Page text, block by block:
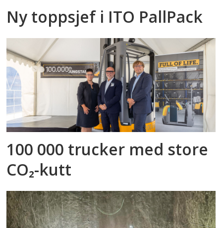
Ny toppsjef i ITO PallPack
100 000 trucker med store
CO₂-kutt